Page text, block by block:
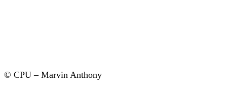
© CPU – Marvin Anthony